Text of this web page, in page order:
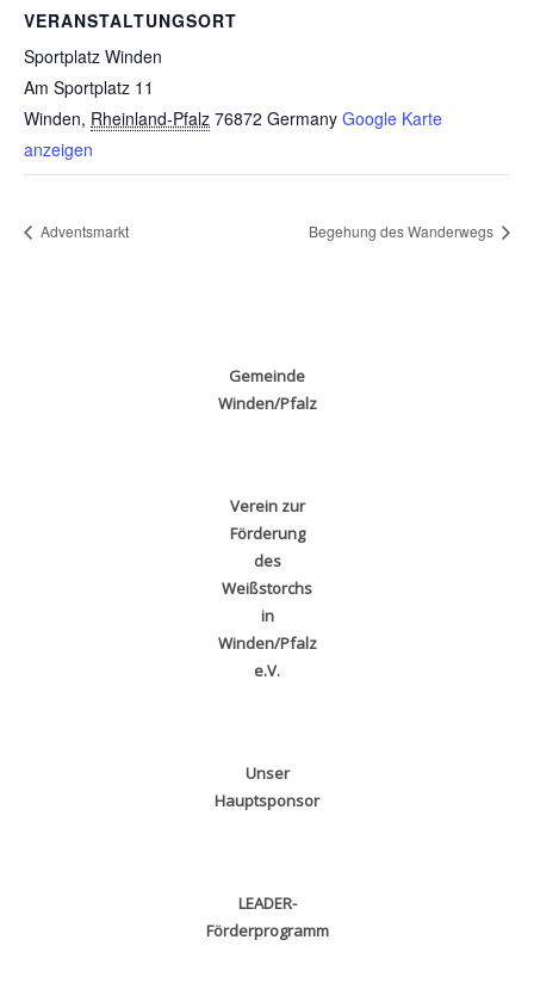
VERANSTALTUNGSORT
Sportplatz Winden
Am Sportplatz 11
Winden, Rheinland-Pfalz 76872 Germany Google Karte
anzeigen
Adventsmarkt Begehung des Wanderwegs
Gemeinde
Winden/Pfalz
Verein zur
Förderung
des
Weißstorchs
in
Winden/Pfalz
e.V.
Unser
Hauptsponsor
LEADER-
Förderprogramm